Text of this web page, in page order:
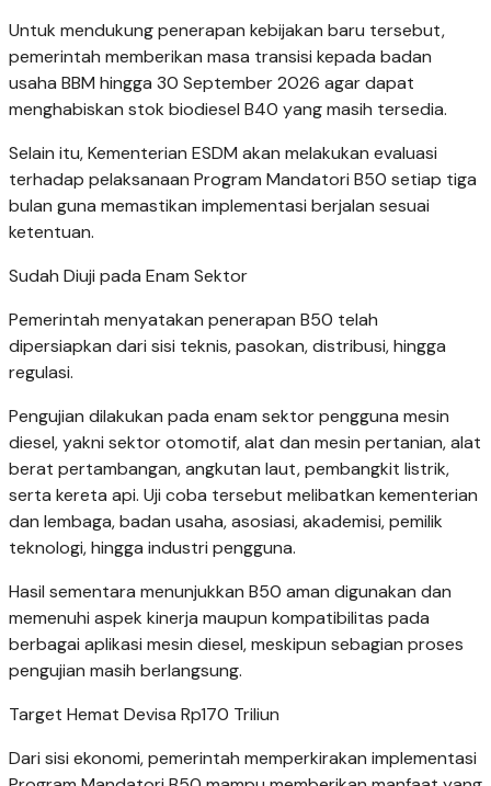
Untuk mendukung penerapan kebijakan baru tersebut,
pemerintah memberikan masa transisi kepada badan
usaha BBM hingga 30 September 2026 agar dapat
menghabiskan stok biodiesel B40 yang masih tersedia.
Selain itu, Kementerian ESDM akan melakukan evaluasi
terhadap pelaksanaan Program Mandatori B50 setiap tiga
bulan guna memastikan implementasi berjalan sesuai
ketentuan.
Sudah Diuji pada Enam Sektor
Pemerintah menyatakan penerapan B50 telah
dipersiapkan dari sisi teknis, pasokan, distribusi, hingga
regulasi.
Pengujian dilakukan pada enam sektor pengguna mesin
diesel, yakni sektor otomotif, alat dan mesin pertanian, alat
berat pertambangan, angkutan laut, pembangkit listrik,
serta kereta api. Uji coba tersebut melibatkan kementerian
dan lembaga, badan usaha, asosiasi, akademisi, pemilik
teknologi, hingga industri pengguna.
Hasil sementara menunjukkan B50 aman digunakan dan
memenuhi aspek kinerja maupun kompatibilitas pada
berbagai aplikasi mesin diesel, meskipun sebagian proses
pengujian masih berlangsung.
Target Hemat Devisa Rp170 Triliun
Dari sisi ekonomi, pemerintah memperkirakan implementasi